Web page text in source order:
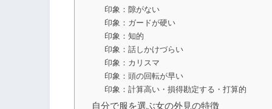
印象：隙がない
印象：ガードが硬い
印象：知的
印象：話しかけづらい
印象：カリスマ
印象：頭の回転が早い
印象：計算高い・損得勘定する・打算的
自分で服を選ぶ女の外見の特徴